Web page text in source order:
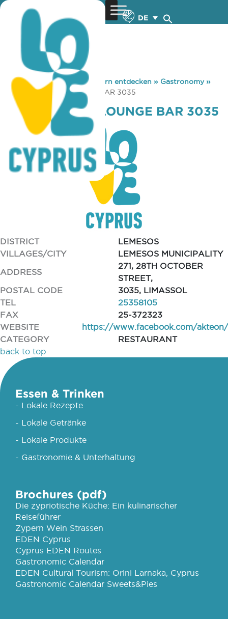
DE
You are here: Home »Zypern entdecken » Gastronomy»
KHINKALNYA – LOUNGE BAR 3035
KHINKALNYA – LOUNGE BAR 3035
DISTRICT
LEMESOS
VILLAGES/CITY
LEMESOS MUNICIPALITY
ADDRESS
271, 28TH OCTOBER
STREET,
POSTAL CODE
3035, LIMASSOL
TEL
25358105
FAX
25-372323
WEBSITE
https://www.facebook.com/akteon/
CATEGORY
RESTAURANT
back to top
Essen & Trinken
- Lokale Rezepte
- Lokale Getränke
- Lokale Produkte
- Gastronomie & Unterhaltung
Brochures (pdf)
Die zypriotische Küche: Ein kulinarischer
Reiseführer
Zypern Wein Strassen
EDEN Cyprus
Cyprus EDEN Routes
Gastronomic Calendar
EDEN Cultural Tourism: Orini Larnaka, Cyprus
Gastronomic Calendar Sweets&Pies